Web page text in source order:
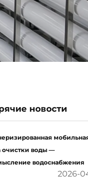
новости
очистки воды —
водоснабжения
2026-